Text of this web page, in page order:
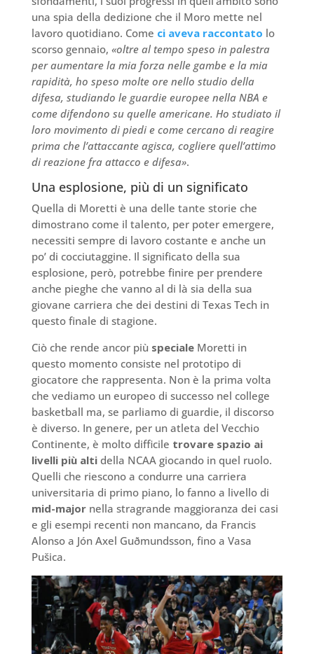
una spia della dedizione che il Moro mette nel
lavoro quotidiano. Come ci aveva raccontato lo
scorso gennaio, «oltre al tempo speso in palestra
per aumentare la mia forza nelle gambe e la mia
rapidità, ho speso molte ore nello studio della
difesa, studiando le guardie europee nella NBA e
come difendono su quelle americane. Ho studiato il
loro movimento di piedi e come cercano di reagire
prima che l’attaccante agisca, cogliere quell’attimo
di reazione fra attacco e difesa».
Una esplosione, più di un significato
Quella di Moretti è una delle tante storie che
dimostrano come il talento, per poter emergere,
necessiti sempre di lavoro costante e anche un
po’ di cocciutaggine. Il significato della sua
esplosione, però, potrebbe finire per prendere
anche pieghe che vanno al di là sia della sua
giovane carriera che dei destini di Texas Tech in
questo finale di stagione.
Ciò che rende ancor più specialeMoretti in
questo momento consiste nel prototipo di
giocatore che rappresenta. Non è la prima volta
che vediamo un europeo di successo nel college
basketball ma, se parliamo di guardie, il discorso
è diverso. In genere, per un atleta del Vecchio
Continente, è molto difficile trovare spazio ai
livelli più altidella NCAA giocando in quel ruolo.
Quelli che riescono a condurre una carriera
universitaria di primo piano, lo fanno a livello di
mid-majornella stragrande maggioranza dei casi
e gli esempi recenti non mancano, da Francis
Alonso a Jón Axel Guðmundsson, fino a Vasa
Pušica.